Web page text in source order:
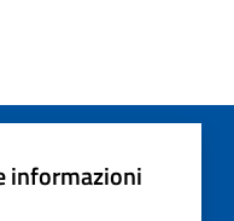
informazioni